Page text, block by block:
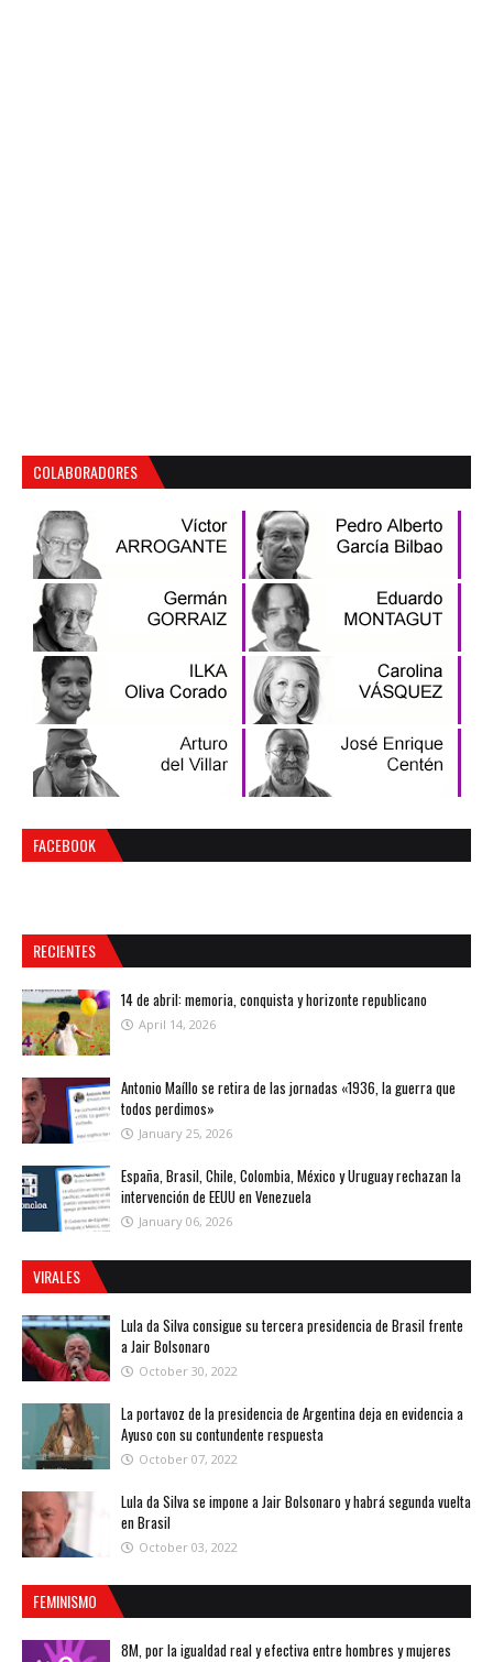
COLABORADORES
FACEBOOK
RECIENTES
14 de abril: memoria, conquista y horizonte republicano
April 14, 2026
Antonio Maíllo se retira de las jornadas «1936, la guerra que
todos perdimos»
January 25, 2026
España, Brasil, Chile, Colombia, México y Uruguay rechazan la
intervención de EEUU en Venezuela
January 06, 2026
VIRALES
Lula da Silva consigue su tercera presidencia de Brasil frente
a Jair Bolsonaro
October 30, 2022
La portavoz de la presidencia de Argentina deja en evidencia a
Ayuso con su contundente respuesta
October 07, 2022
Lula da Silva se impone a Jair Bolsonaro y habrá segunda vuelta
en Brasil
October 03, 2022
FEMINISMO
8M, por la igualdad real y efectiva entre hombres y mujeres